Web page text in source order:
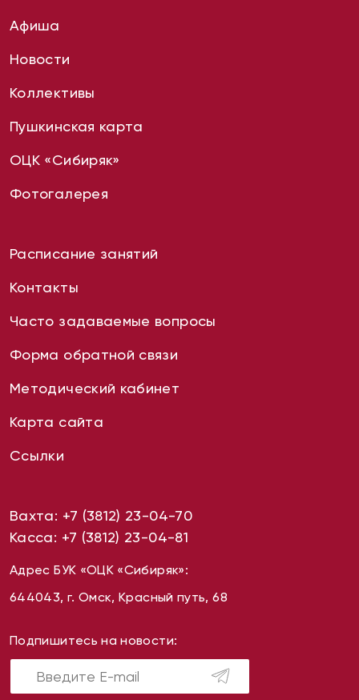
Афиша
Новости
Коллективы
Пушкинская карта
ОЦК «Сибиряк»
Фотогалерея
Расписание занятий
Контакты
Часто задаваемые вопросы
Форма обратной связи
Методический кабинет
Карта сайта
Ссылки
Вахта: +7 (3812) 23-04-70
Касса: +7 (3812) 23-04-81
Адрес БУК «ОЦК «Сибиряк»:
644043, г. Омск, Красный путь, 68
Подпишитесь на новости: